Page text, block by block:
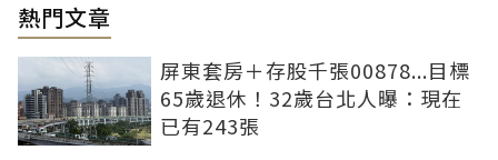
熱門文章
屏東套房＋存股千張00878...目標
65歲退休！32歲台北人曝：現在
已有243張